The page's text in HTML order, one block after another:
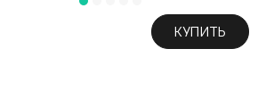
КУПИТЬ